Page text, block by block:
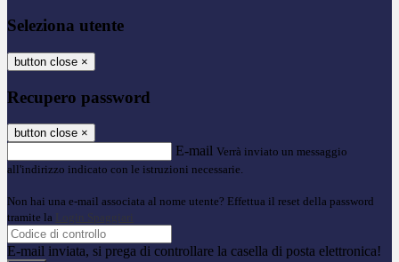
Seleziona utente
button close ×
Recupero password
button close ×
E-mail Verrà inviato un messaggio
all'indirizzo indicato con le istruzioni necessarie.
Non hai una e-mail associata al nome utente? Effettua il reset della password
tramite la Login Spaggiari
E-mail inviata, si prega di controllare la casella di posta elettronica!